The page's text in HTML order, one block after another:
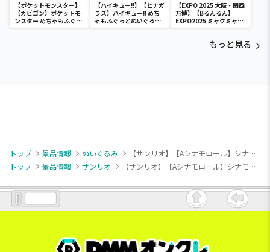
【ポケットモンスター】
【カビゴン】ポケットモ
ンスター めちゃもふぐっ
と ほっこりいやされぬい
【ハイキュー!!】【ヒナガ
ラス】ハイキュー!! めち
ゃもふぐっとぬいぐるみ
～ヒナガラス～
【EXPO 2025 大阪・関西
万博】【Bるんるん】
EXPO2025 ミャクミャク
カラフルゴム紐付きぬい
もっと見る
トップ 景品情報 ぬいぐるみ
【サンリオ】【Aシナモロール】シナモロール ミルキーボア みみむすびBIGぬいぐるみ
トップ
景品情報 サンリオ 【サンリオ】【Aシナモロール】シナモロール ミルキーボア みみむすびBIGぬいぐるみ